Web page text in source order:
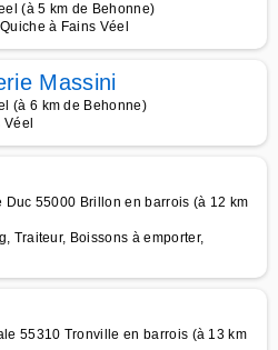
(à 5 km de Behonne)
à Fains Véel
Massini
(à 6 km de Behonne)
55000 Brillon en barrois (à 12 km
Traiteur, Boissons à emporter,
55310 Tronville en barrois (à 13 km